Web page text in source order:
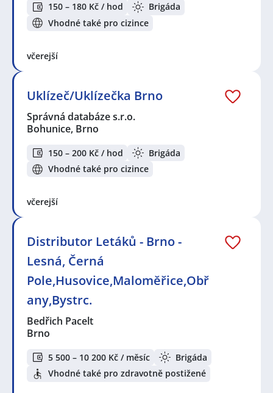
150 – 180 Kč / hod
Brigáda
Vhodné také pro cizince
včerejší
Uklízeč/Uklízečka Brno
Správná databáze s.r.o.
Bohunice, Brno
150 – 200 Kč / hod
Brigáda
Vhodné také pro cizince
včerejší
Distributor Letáků - Brno -
Lesná, Černá
Pole,Husovice,Maloměřice,Obř
any,Bystrc.
Bedřich Pacelt
Brno
5 500 – 10 200 Kč / měsíc
Brigáda
Vhodné také pro zdravotně postižené